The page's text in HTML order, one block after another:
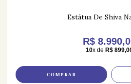
Estátua De Shiva
R$
10x de R$
COMPRAR